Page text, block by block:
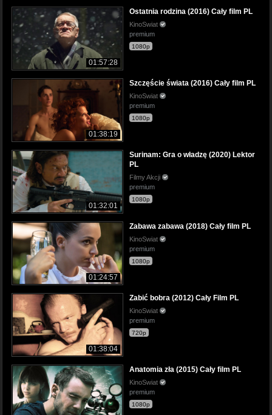
01:57:28
Ostatnia rodzina (2016) Cały film PL
KinoSwiat
premium
1080p
01:38:19
Szczęście świata (2016) Cały film PL
KinoSwiat
premium
1080p
01:32:01
Surinam: Gra o władzę (2020) Lektor
PL
Filmy Akcji
premium
1080p
01:24:57
Zabawa zabawa (2018) Cały film PL
KinoSwiat
premium
1080p
01:38:04
Zabić bobra (2012) Cały Film PL
KinoSwiat
premium
720p
Anatomia zła (2015) Cały film PL
KinoSwiat
premium
1080p